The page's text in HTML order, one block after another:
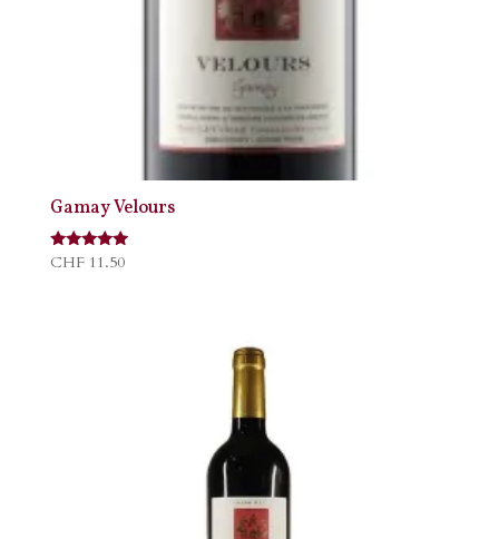
Gamay Velours
Note
CHF11.50